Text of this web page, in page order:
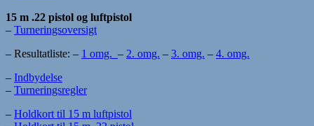
15 m .22 pistol og luftpistol
– Turneringsoversigt
– Resultatliste: – 1 omg. – 2. omg. – 3. omg. – 4. omg.
– Indbydelse
– Turneringsregler
– Holdkort til 15 m luftpistol